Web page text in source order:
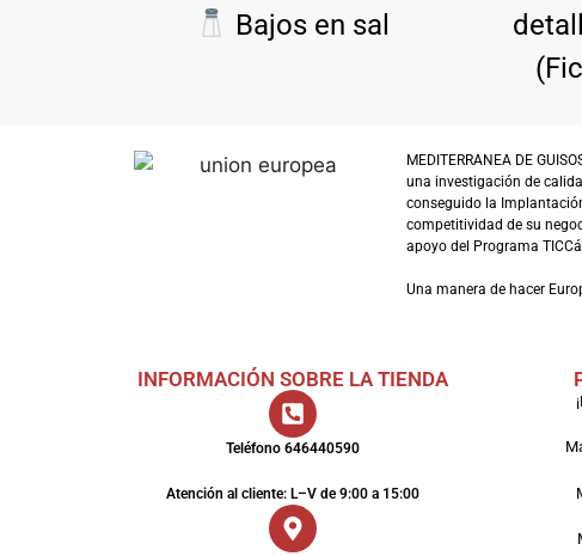
Bajos en sal
MEDITERRANEA DE
una investigación de
conseguido la
competitividad de su
apoyo del Programa
Una manera de hacer
INFORMACIÓN SOBRE LA TIENDA
Teléfono 646440590
Atención al cliente: L–V de 9:00 a 15:00